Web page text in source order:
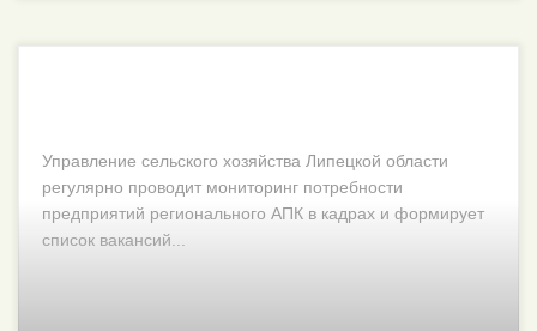
Управление сельского хозяйства Липецкой области
регулярно проводит мониторинг потребности
предприятий регионального АПК в кадрах и формирует
список вакансий...